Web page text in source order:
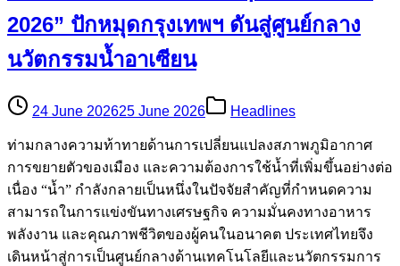
2026” ปักหมุดกรุงเทพฯ ดันสู่ศูนย์กลาง
นวัตกรรมน้ำอาเซียน
24 June 202625 June 2026 Headlines
ท่ามกลางความท้าทายด้านการเปลี่ยนแปลงสภาพภูมิอากาศ
การขยายตัวของเมือง และความต้องการใช้น้ำที่เพิ่มขึ้นอย่างต่อ
เนื่อง “น้ำ” กำลังกลายเป็นหนึ่งในปัจจัยสำคัญที่กำหนดความ
สามารถในการแข่งขันทางเศรษฐกิจ ความมั่นคงทางอาหาร
พลังงาน และคุณภาพชีวิตของผู้คนในอนาคต ประเทศไทยจึง
เดินหน้าสู่การเป็นศูนย์กลางด้านเทคโนโลยีและนวัตกรรมการ